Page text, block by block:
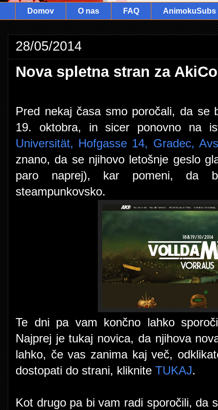
Domov O nas FAQ AnimokuSubs
28/05/2014
Nova spletna stran za
Pred nekaj časa smo poročali, da se
19. oktobra, in sicer ponovno na
Universität, Hofgasse 14, Gradec,
znano, da se njihovo letošnje geslo
paro naprej), kar pomeni, da
steampunkovsko.
Te dni pa vam končno lahko
Najprej je tukaj novica, da njihova
lahko, če vas zanima kaj več,
dostopati do strani, kliknite TUKAJ.
Kot drugo pa bi vam radi sporočili, da